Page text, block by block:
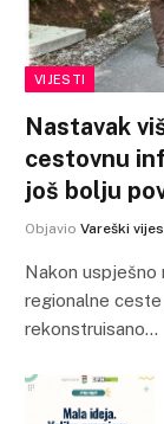
VIJESTI
Nastavak
cestovnu
još bolju
Objavio Vareški
Nakon
regionalne
rekonstruisano…